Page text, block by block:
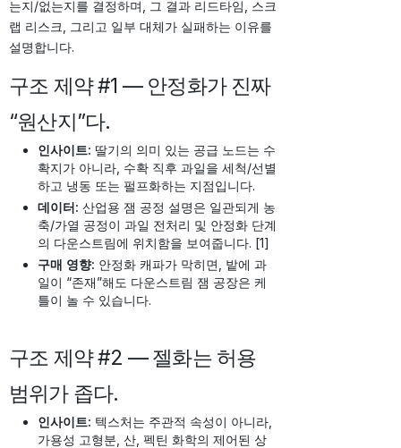
는지/없는지를 결정하며, 그 결과 리드타임, 스크
랩 리스크, 그리고 일부 대체가 실패하는 이유를
설명합니다.
구조 제약 #1 — 안정화가 진짜
“원산지”다.
인사이트: 딸기의 의미 있는 공급 노드는 수
확지가 아니라, 수확 직후 과일을 세척/선별
하고 냉동 또는 펄프화하는 지점입니다.
데이터: 산업용 잼 공정 설명은 일관되게 농
축/가열 공정이 과일 전처리 및 안정화 단계
의 다운스트림에 위치함을 보여줍니다. [1]
구매 영향: 안정화 캐파가 막히면, 밭에 과
일이 “존재”해도 다운스트림 잼 공장은 케
틀이 놀 수 있습니다.
구조 제약 #2 — 젤화는 허용
범위가 좁다.
인사이트: 텍스처는 주관적 속성이 아니라,
가용성 고형분, 산, 펙틴 화학의 제어된 상